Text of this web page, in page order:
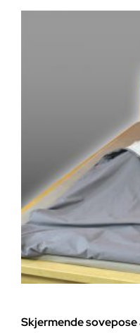
Skjermende sovepose